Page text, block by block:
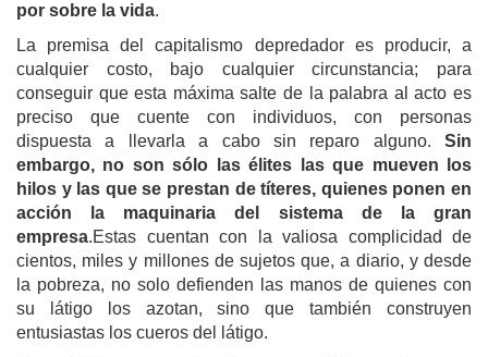
por sobre la vida.
La premisa del capitalismo depredador es producir, a
cualquier costo, bajo cualquier circunstancia; para
conseguir que esta máxima salte de la palabra al acto es
preciso que cuente con individuos, con personas
dispuesta a llevarla a cabo sin reparo alguno. Sin
embargo, no son sólo las élites las que mueven los
hilos y las que se prestan de títeres, quienes ponen en
acción la maquinaria del sistema de la gran
empresa.Estas cuentan con la valiosa complicidad de
cientos, miles y millones de sujetos que, a diario, y desde
la pobreza, no solo defienden las manos de quienes con
su látigo los azotan, sino que también construyen
entusiastas los cueros del látigo.